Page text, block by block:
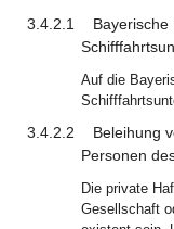
3.4.2.1
Bayerische
Auf die
3.4.2.2
Beleihung
Personen
Die private
Gesellschaft